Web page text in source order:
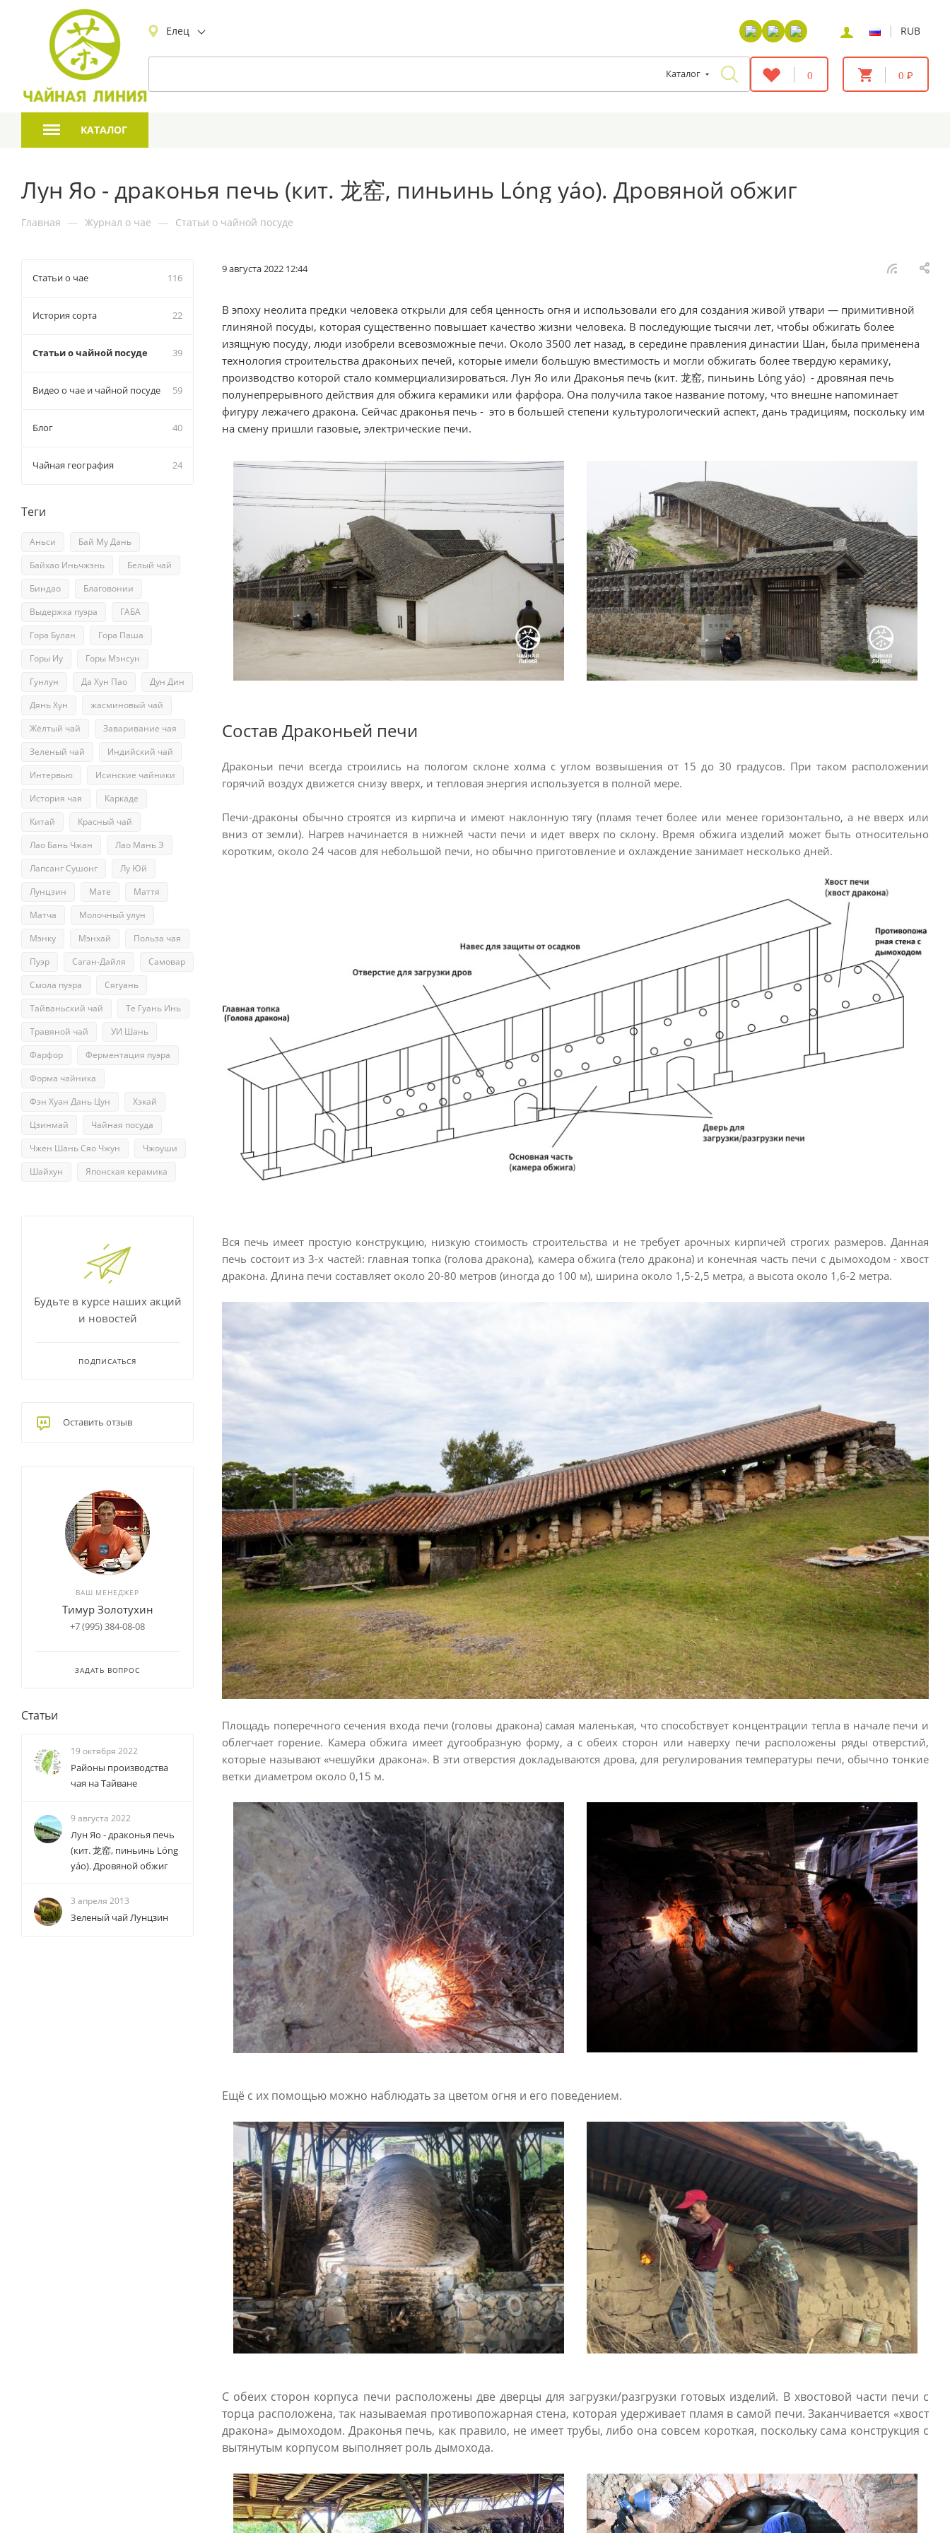
Елец | RUB
Каталог 0 0 ₽
КАТАЛОГ
Лун Яо - драконья печь (кит. 龙窑, пиньинь Lóng yáo). Дровяной обжиг
Главная — Журнал о чае — Статьи о чайной посуде
9 августа 2022 12:44
В эпоху неолита предки человека открыли для себя ценность огня и использовали его для создания живой утвари — примитивной
глиняной посуды, которая существенно повышает качество жизни человека. В последующие тысячи лет, чтобы обжигать более
изящную посуду, люди изобрели всевозможные печи. Около 3500 лет назад, в середине правления династии Шан, была применена
технология строительства драконьих печей, которые имели большую вместимость и могли обжигать более твердую керамику,
производство которой стало коммерциализироваться. Лун Яо или Драконья печь (кит. 龙窑, пиньинь Lóng yáo) - дровяная печь
полунепрерывного действия для обжига керамики или фарфора. Она получила такое название потому, что внешне напоминает
фигуру лежачего дракона. Сейчас драконья печь - это в большей степени культурологический аспект, дань традициям, поскольку им
на смену пришли газовые, электрические печи.
Состав Драконьей печи
Драконьи печи всегда строились на пологом склоне холма с углом возвышения от 15 до 30 градусов. При таком расположении
горячий воздух движется снизу вверх, и тепловая энергия используется в полной мере.
Печи-драконы обычно строятся из кирпича и имеют наклонную тягу (пламя течет более или менее горизонтально, а не вверх или
вниз от земли). Нагрев начинается в нижней части печи и идет вверх по склону. Время обжига изделий может быть относительно
коротким, около 24 часов для небольшой печи, но обычно приготовление и охлаждение занимает несколько дней.
Вся печь имеет простую конструкцию, низкую стоимость строительства и не требует арочных кирпичей строгих размеров. Данная
печь состоит из 3-х частей: главная топка (голова дракона), камера обжига (тело дракона) и конечная часть печи с дымоходом - хвост
дракона. Длина печи составляет около 20-80 метров (иногда до 100 м), ширина около 1,5-2,5 метра, а высота около 1,6-2 метра.
Площадь поперечного сечения входа печи (головы дракона) самая маленькая, что способствует концентрации тепла в начале печи и
облегчает горение. Камера обжига имеет дугообразную форму, а с обеих сторон или наверху печи расположены ряды отверстий,
которые называют «чешуйки дракона». В эти отверстия докладываются дрова, для регулирования температуры печи, обычно тонкие
ветки диаметром около 0,15 м.
Ещё с их помощью можно наблюдать за цветом огня и его поведением.
С обеих сторон корпуса печи расположены две дверцы для загрузки/разгрузки готовых изделий. В хвостовой части печи с
торца расположена, так называемая противопожарная стена, которая удерживает пламя в самой печи. Заканчивается «хвост
дракона» дымоходом. Драконья печь, как правило, не имеет трубы, либо она совсем короткая, поскольку сама конструкция с
вытянутым корпусом выполняет роль дымохода.
Статьи о чае 116
История сорта 22
Статьи о чайной посуде 39
Видео о чае и чайной посуде 59
Блог 40
Чайная география 24
Теги
Аньси
Бай Му Дань
Байхао Иньчжэнь
Белый чай
Биндао
Благовонии
Выдержка пуэра
ГАБА
Гора Булан
Гора Паша
Горы Иу
Горы Мэнсун
Гунлун
Да Хун Пао
Дун Дин
Дянь Хун
жасминовый чай
Жёлтый чай
Заваривание чая
Зеленый чай
Индийский чай
Интервью
Исинские чайники
История чая
Каркаде
Китай
Красный чай
Лао Бань Чжан
Лао Мань Э
Лапсанг Сушонг
Лу Юй
Лунцзин
Мате
Маття
Матча
Молочный улун
Мэнку
Мэнхай
Польза чая
Пуэр
Саган-Дайля
Самовар
Смола пуэра
Сягуань
Тайваньский чай
Те Гуань Инь
Травяной чай
УИ Шань
Фарфор
Ферментация пуэра
Форма чайника
Фэн Хуан Дань Цун
Хэкай
Цзинмай
Чайная посуда
Чжен Шань Сяо Чжун
Чжоуши
Шайхун
Японская керамика
Будьте в курсе наших акций
и новостей
ПОДПИСАТЬСЯ
Оставить отзыв
ВАШ МЕНЕДЖЕР
Тимур Золотухин
+7 (995) 384-08-08
ЗАДАТЬ ВОПРОС
Статьи
19 октября 2022
Районы производства
чая на Тайване
9 августа 2022
Лун Яо - драконья печь
(кит. 龙窑, пиньинь Lóng
yáo). Дровяной обжиг
3 апреля 2013
Зеленый чай Лунцзин